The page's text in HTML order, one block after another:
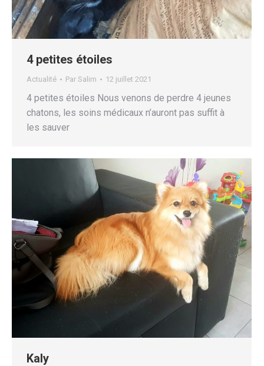
4 petites étoiles
Actualité Par Salim 12 juillet 2021
4 petites étoiles Nous venons de perdre 4 jeunes
chatons, les soins médicaux n’auront pas suffit à
les sauver
Kaly